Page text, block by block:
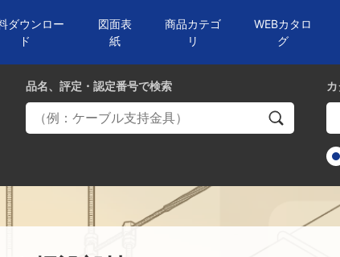
ダウンロー
ド
図面表
紙
商品カテゴ
リ
WEBカタロ
グ
品名、評定・認定番号で検索